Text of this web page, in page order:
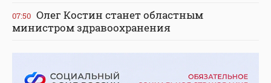
07:50 Олег Костин станет областным
министром здравоохранения